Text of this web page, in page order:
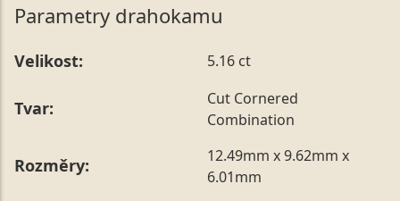
Parametry drahokamu
Velikost: 5.16 ct
Tvar:
Cut Cornered
Combination
Rozměry:
12.49mm x 9.62mm x
6.01mm